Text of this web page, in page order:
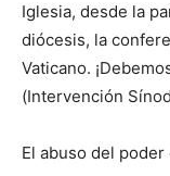
Iglesia, desde la
diócesis, la
Vaticano.
(Intervención
El abuso del